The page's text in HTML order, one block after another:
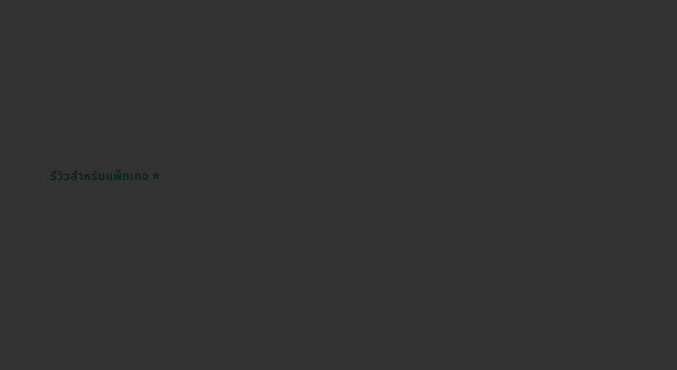
รีวิวสำหรับแพ็กเกจ ⭐